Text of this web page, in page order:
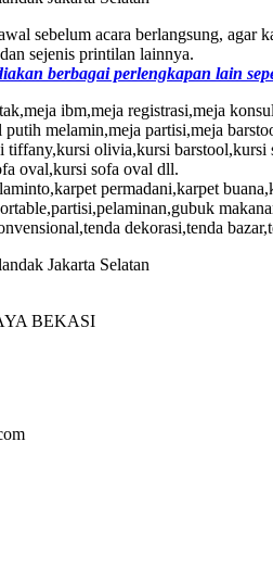
sebelum acara berlangsung, agar
sejenis printilan lainnya.
berbagai perlengkapan lain
ibm,meja registrasi,meja
melamin,meja partisi,meja
olivia,kursi
oval,kursi sofa oval dll.
permadani,karpet
dekorasi,tenda
BEKASI